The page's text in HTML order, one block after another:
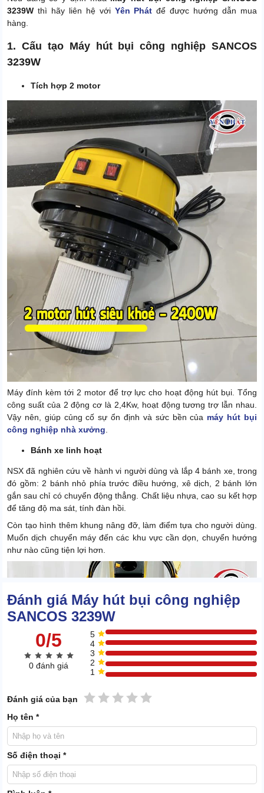
3239W thì hãy liên hệ với Yên Phát để được hướng dẫn mua
hàng.
1. Cấu tạo Máy hút bụi công nghiệp SANCOS
3239W
Tích hợp 2 motor
Máy đính kèm tới 2 motor để trợ lực cho hoạt động hút bụi. Tổng
công suất của 2 động cơ là 2,4Kw, hoạt động tương trợ lẫn nhau.
Vậy nên, giúp củng cố sự ổn định và sức bền của máy hút bụi
công nghiệp nhà xưởng
Bánh xe linh hoạt
NSX đã nghiên cứu về hành vi người dùng và lắp 4 bánh xe, trong
đó gồm: 2 bánh nhỏ phía trước điều hướng, xê dịch, 2 bánh lớn
gắn sau chỉ có chuyển động thẳng. Chất liệu nhựa, cao su kết hợp
để tăng độ ma sát, tính đàn hồi.
Còn tạo hình thêm khung nâng đỡ, làm điểm tựa cho người dùng.
Muốn dịch chuyển máy đến các khu vực cần dọn, chuyển hướng
như nào cũng tiện lợi hơn.
Đánh giá Máy hút bụi công nghiệp
SANCOS 3239W
0/5
0 đánh giá
5
4
3
2
1
Đánh giá của bạn 5 sao
4 sao
3 sao
2 sao
1 sao
Họ tên *
Số điện thoại *